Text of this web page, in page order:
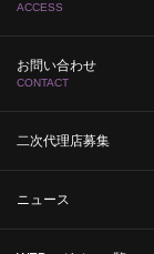
ACCESS
お問い合わせ
CONTACT
二次代理店募集
ニュース